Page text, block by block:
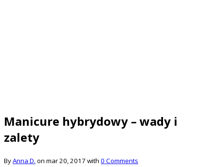
Manicure hybrydowy – wady i
zalety
ByAnna D. on mar 20, 2017 with 0 Comments